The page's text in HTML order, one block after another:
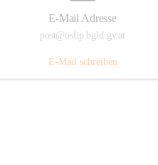
E-Mail Adresse
post@oslip.bgld.gv.at
E-Mail schreiben